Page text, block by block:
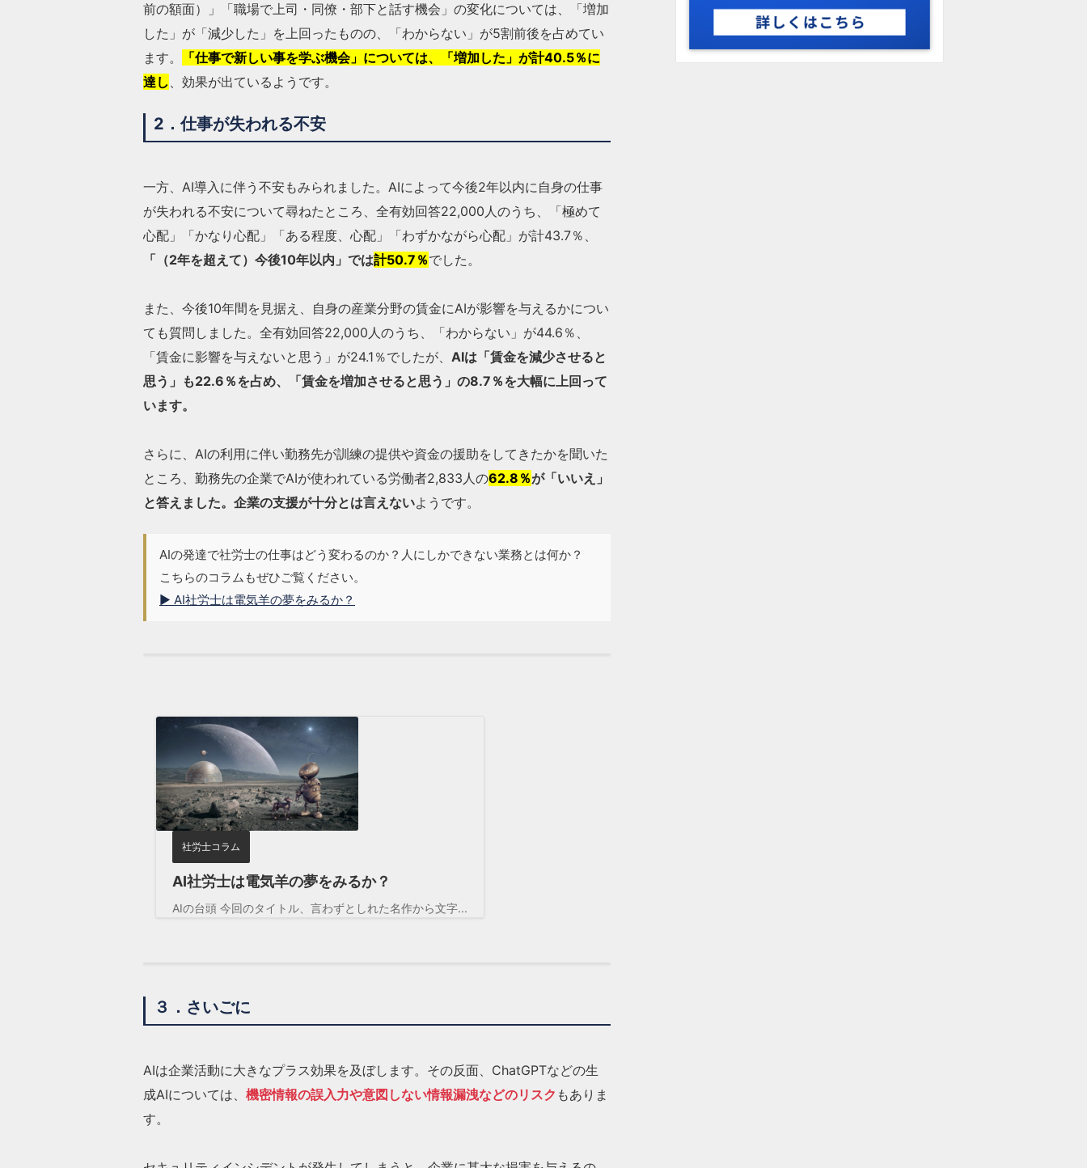
前の額面）」「職場で上司・同僚・部下と話す機会」の変化については、「増加
した」が「減少した」を上回ったものの、「わからない」が5割前後を占めてい
ます。
「仕事で新しい事を学ぶ機会」については、「増加した」が計40.5％に
達し 、効果が出ているようです。
2．仕事が失われる不安
一方、AI導入に伴う不安もみられました。AIによって今後2年以内に自身の仕事
が失われる不安について尋ねたところ、全有効回答22,000人のうち、「極めて
心配」「かなり心配」「ある程度、心配」「わずかながら心配」が計43.7％、
「（2年を超えて）今後10年以内」では計50.7％でした。
また、今後10年間を見据え、自身の産業分野の賃金にAIが影響を与えるかについ
ても質問しました。全有効回答22,000人のうち、「わからない」が44.6％、
「賃金に影響を与えないと思う」が24.1％でしたが、 AIは「賃金を減少させると
思う」も22.6％を占め、「賃金を増加させると思う」の8.7％を大幅に上回って
います。
さらに、AIの利用に伴い勤務先が訓練の提供や資金の援助をしてきたかを聞いた
ところ、勤務先の企業でAIが使われている労働者2,833人の62.8％が「いいえ」
と答えました。企業の支援が十分とは言えないようです。
AIの発達で社労士の仕事はどう変わるのか？人にしかできない業務とは何か？
こちらのコラムもぜひご覧ください。
▶ AI社労士は電気羊の夢をみるか？
社労士コラム
AI社労士は電気羊の夢をみるか？
AIの台頭 今回のタイトル、言わずとしれた名作から文字...
３．さいごに
AIは企業活動に大きなプラス効果を及ぼします。その反面、ChatGPTなどの生
成AIについては、 機密情報の誤入力や意図しない情報漏洩などのリスク もありま
す。